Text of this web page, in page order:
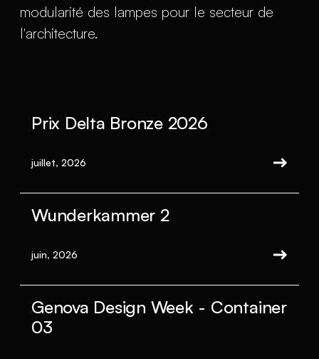
modularité des lampes pour le secteur de
l'architecture.
Prix Delta Bronze 2026
juillet, 2026
Wunderkammer 2
juin, 2026
Genova Design Week - Container
03